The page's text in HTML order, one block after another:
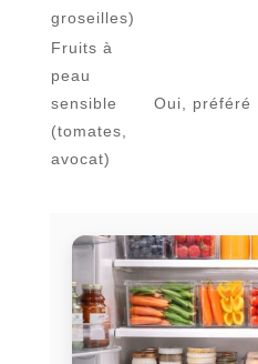
groseilles)
Fruits à
peau
sensible
(tomates,
avocat)
Oui, préféré